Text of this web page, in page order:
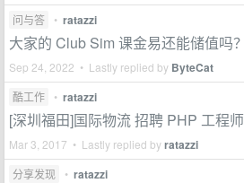
问与答 • ratazzi
大家的 Club Sim 课金易还能储值吗？
Sep 24, 2022 • Lastly replied by ByteCat
酷工作 • ratazzi
[深圳福田]国际物流 招聘 PHP 工程师
Mar 3, 2017 • Lastly replied byratazzi
分享发现 • ratazzi